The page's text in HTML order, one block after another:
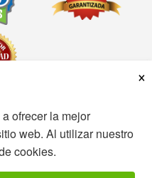
×
ofrecer la mejor
web. Al utilizar nuestro
cookies.
uso Política de privacidad
los derechos reservados